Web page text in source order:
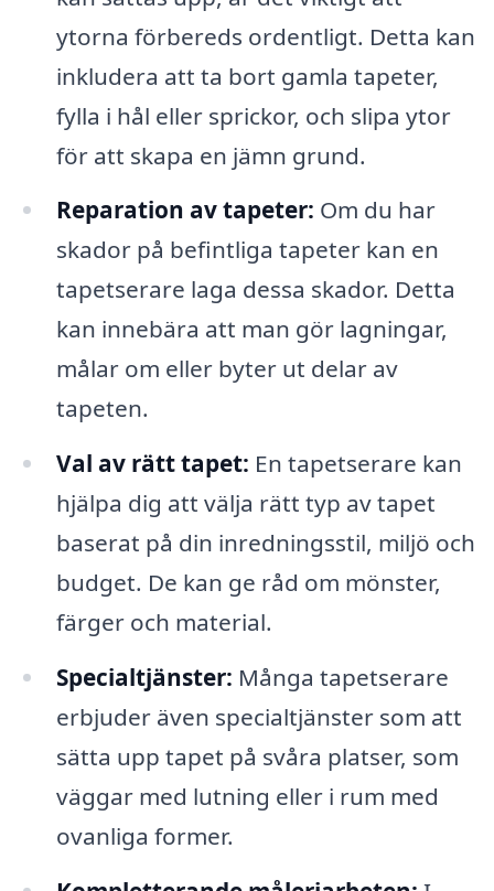
ytorna förbereds ordentligt. Detta kan
inkludera att ta bort gamla tapeter,
fylla i hål eller sprickor, och slipa ytor
för att skapa en jämn grund.
Reparation av tapeter: Om du har
skador på befintliga tapeter kan en
tapetserare laga dessa skador. Detta
kan innebära att man gör lagningar,
målar om eller byter ut delar av
tapeten.
Val av rätt tapet: En tapetserare kan
hjälpa dig att välja rätt typ av tapet
baserat på din inredningsstil, miljö och
budget. De kan ge råd om mönster,
färger och material.
Specialtjänster: Många tapetserare
erbjuder även specialtjänster som att
sätta upp tapet på svåra platser, som
väggar med lutning eller i rum med
ovanliga former.